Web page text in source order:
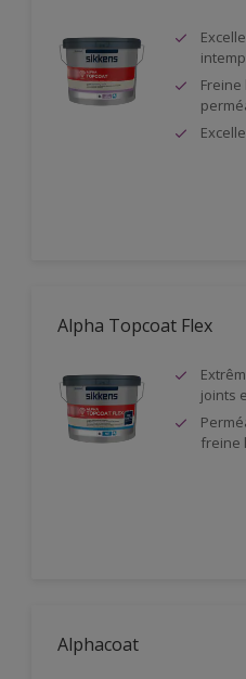
Alpha Topcoat Flex
joints
freine
Alphacoat